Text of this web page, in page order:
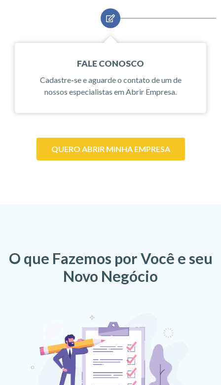
FALE CONOSCO
Cadastre-se e aguarde o contato de um de
nossos especialistas em Abrir Empresa.
QUERO ABRIR MINHA EMPRESA
O que Fazemos por Você e seu
Novo Negócio